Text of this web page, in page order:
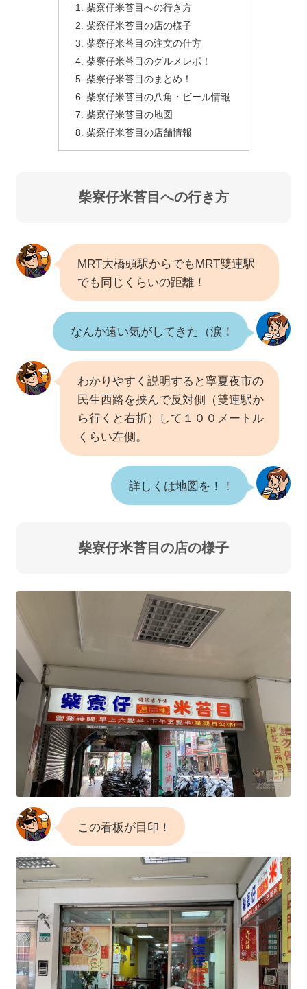
柴寮仔米苔目への行き方
柴寮仔米苔目の店の様子
柴寮仔米苔目の注文の仕方
柴寮仔米苔目のグルメレポ！
柴寮仔米苔目のまとめ！
柴寮仔米苔目の八角・ビール情報
柴寮仔米苔目の地図
柴寮仔米苔目の店舗情報
柴寮仔米苔目への行き方
MRT大橋頭駅からでもMRT雙連駅
でも同じくらいの距離！
なんか遠い気がしてきた（涙！
わかりやすく説明すると寧夏夜市の
民生西路を挟んで反対側（雙連駅か
ら行くと右折）して１００メートル
くらい左側。
詳しくは地図を！！
柴寮仔米苔目の店の様子
この看板が目印！